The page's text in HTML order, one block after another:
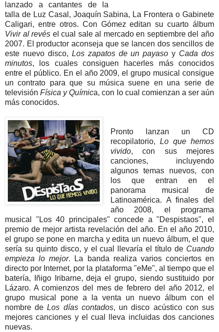
lanzado a cantantes de la
talla de Luz Casal, Joaquín Sabina, La Frontera o Gabinete
Caligari, entre otros. Con Gómez editan su cuarto álbum
Vivir al revés el cual sale al mercado en septiembre del año
2007. El productor aconseja que se lancen dos sencillos de
este nuevo disco, Los zapatos de un payaso y Cada dos
minutos, los cuales consiguen hacerles más conocidos
entre el público. En el año 2009, el grupo musical consigue
un contrato para que su música suene en una serie de
televisiónFísica y Química, con lo cual comienzan a ser aún
más conocidos.
Pronto lanzan un CD
recopilatorio, Lo que hemos
vivido, con sus mejores
canciones, incluyendo
algunos temas nuevos, con
los que entran en el
panorama musical de
Latinoamérica. A finales del
año 2008, el programa
musical "Los 40 principales" concede a "Despistaos", el
premio de mejor artista revelación del año. En el año 2010,
el grupo se pone en marcha y edita un nuevo álbum, el que
sería su quinto disco, y el cual llevaría el título de Cuando
empieza lo mejor. La banda realiza varios conciertos en
directo por Internet, por la plataforma "eMe", al tiempo que el
batería, Iñigo Iribarne, deja el grupo, siendo sustituido por
Lázaro. A comienzos del mes de febrero del año 2012, el
grupo musical pone a la venta un nuevo álbum con el
nombre deLos días contados, un disco acústico con sus
mejores canciones y el cual lleva incluidas dos canciones
nuevas.